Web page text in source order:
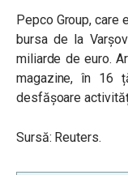
Pepco Group, care
bursa de la
miliarde de euro.
magazine, în 16
desfășoare
Sursă: Reuters.